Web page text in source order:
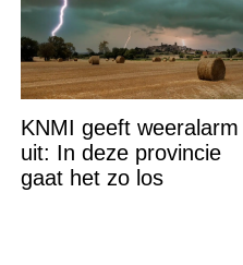
KNMI geeft weeralarm
uit: In deze provincie
gaat het zo los